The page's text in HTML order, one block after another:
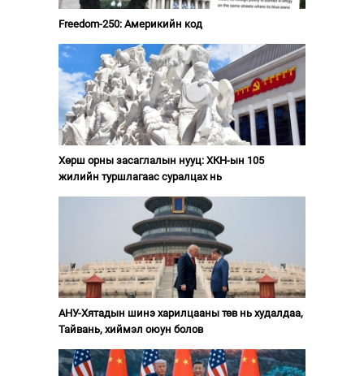
Freedom-250: Америкийн код
Хөрш орны засаглалын нууц: ХКН-ын 105
жилийн туршлагаас суралцах нь
АНУ-Хятадын шинэ харилцааны төв нь худалдаа,
Тайвань, хиймэл оюун болов